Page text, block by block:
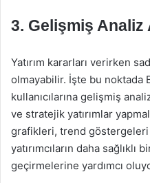
3. Gelişmiş Analiz
Yatırım kararları verirken
olmayabilir. İşte bu noktada
kullanıcılarına gelişmiş
ve stratejik yatırımlar
grafikleri, trend göstergeleri
yatırımcıların daha sağlıklı
geçirmelerine yardımcı